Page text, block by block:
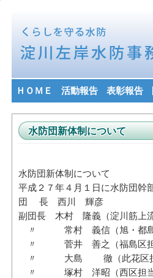
ＨＯＭＥ 活動報告 表彰報告
水防団新体制について
水防団新体制について
平成２７年４月１日に水防団幹
団 長 西川 輝彦
副団長 木村 隆義（淀川筋上流
〃 常村 義信（旭・都島
〃 菅井 善之（福島区担
〃 大島 徹（此花区担
〃 塚村 洋昭（西区担当